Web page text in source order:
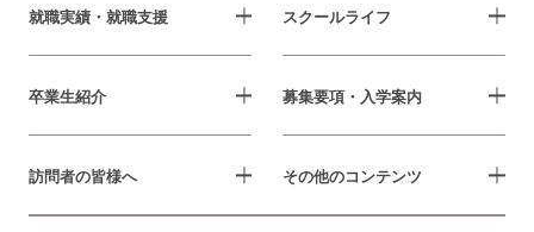
就職実績・就職支援 スクールライフ
卒業生紹介 募集要項・入学案内
訪問者の皆様へ その他のコンテンツ